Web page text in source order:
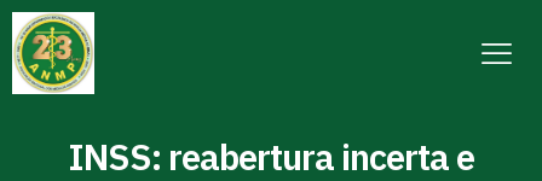
INSS: reabertura incerta e